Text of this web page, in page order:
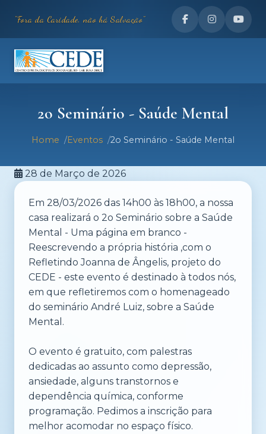
"Fora da Caridade, não há Salvação"
2o Seminário - Saúde Mental
Home Eventos 2o Seminário - Saúde Mental
28 de Março de 2026
Em 28/03/2026 das 14h00 às 18h00, a nossa
casa realizará o 2o Seminário sobre a Saúde
Mental - Uma página em branco -
Reescrevendo a própria história ,com o
Refletindo Joanna de Ângelis, projeto do
CEDE - este evento é destinado à todos nós,
em que refletiremos com o homenageado
do seminário André Luiz, sobre a Saúde
Mental.
O evento é gratuito, com palestras
dedicadas ao assunto como depressão,
ansiedade, alguns transtornos e
dependência química, conforme
programação. Pedimos a inscrição para
melhor acomodar no espaço físico.